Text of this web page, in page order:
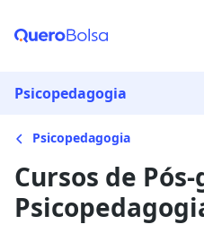
Psicopedagogia
Psicopedagogia
Cursos de